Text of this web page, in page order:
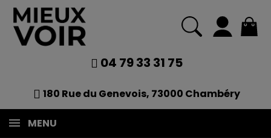
04 79 33 31 75
180 Rue du Genevois, 73000 Chambéry
MENU